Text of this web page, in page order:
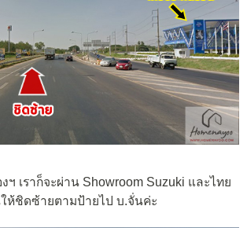
งฯ เราก็จะผ่าน Showroom Suzuki และไทย
ห้ชิดซ้ายตามป้ายไป บ.จั่นค่ะ